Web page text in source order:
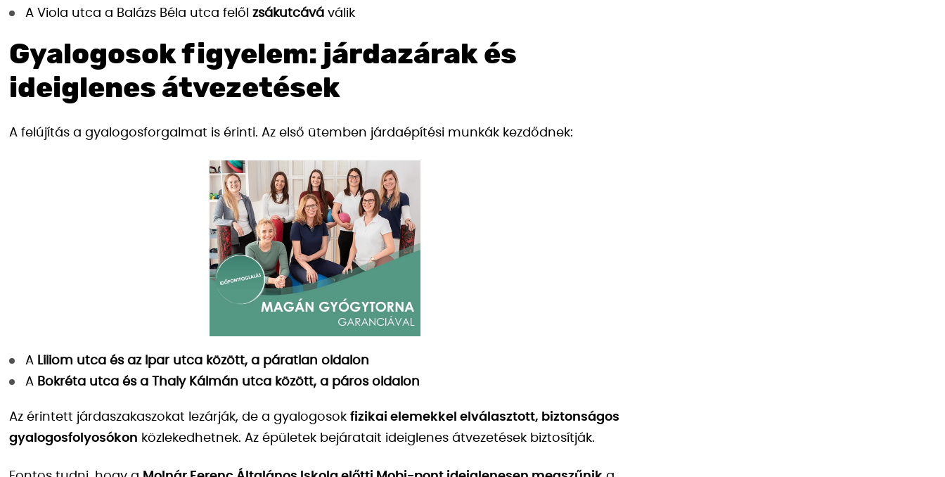
A Viola utca a Balázs Béla utca felől zsákutcává válik
Gyalogosok figyelem: járdazárak és
ideiglenes átvezetések
A felújítás a gyalogosforgalmat is érinti. Az első ütemben járdaépítési munkák kezdődnek:
A Liliom utca és az Ipar utca között, a páratlan oldalon
A Bokréta utca és a Thaly Kálmán utca között, a páros oldalon
Az érintett járdaszakaszokat lezárják, de a gyalogosok fizikai elemekkel elválasztott, biztonságos
gyalogosfolyosókon közlekedhetnek. Az épületek bejáratait ideiglenes átvezetések biztosítják.